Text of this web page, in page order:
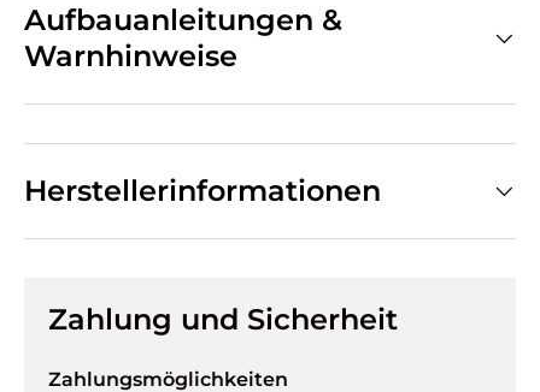
Aufbauanleitungen &
Warnhinweise
Herstellerinformationen
Zahlung und Sicherheit
Zahlungsmöglichkeiten